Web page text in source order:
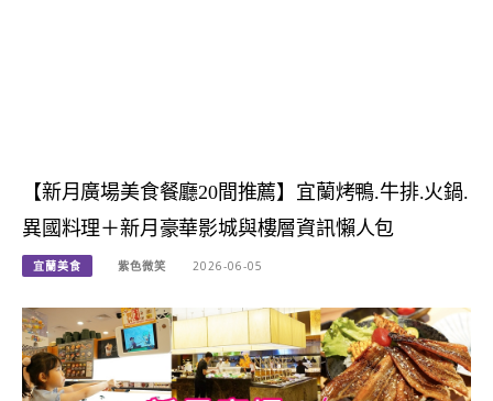
【新月廣場美食餐廳20間推薦】宜蘭烤鴨.牛排.火鍋.
異國料理＋新月豪華影城與樓層資訊懶人包
宜蘭美食 紫色微笑 2026-06-05